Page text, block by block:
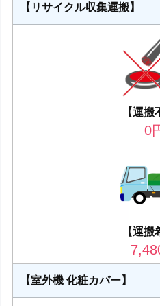
【リサイクル収集運搬】
【運搬
0
【運搬
【室外機 化粧カバー】